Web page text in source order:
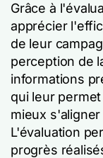
Grâce à
apprécier
de leur
perception de
informations
qui leur
mieux
L'évaluation
progrès